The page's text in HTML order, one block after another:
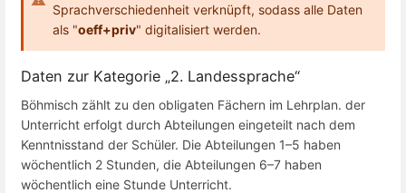
Sprachverschiedenheit verknüpft, sodass alle Daten
als "oeff+priv" digitalisiert werden.
Daten zur Kategorie „2. Landessprache“
Böhmisch zählt zu den obligaten Fächern im Lehrplan. der
Unterricht erfolgt durch Abteilungen eingeteilt nach dem
Kenntnisstand der Schüler. Die Abteilungen 1–5 haben
wöchentlich 2 Stunden, die Abteilungen 6–7 haben
wöchentlich eine Stunde Unterricht.